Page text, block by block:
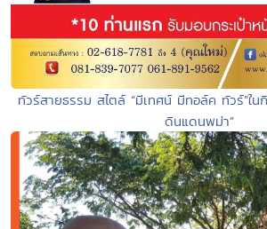
ทัวร์สายธรรม สไตล์ “มีเทศน์ มีทอล์ค ทัวร์”ใ
ดินแดนพม่า”